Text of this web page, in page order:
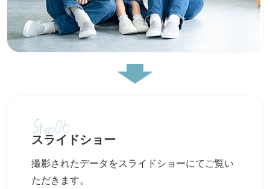
Step06
スライドショー
撮影されたデータをスライドショーにてご覧い
ただきます。